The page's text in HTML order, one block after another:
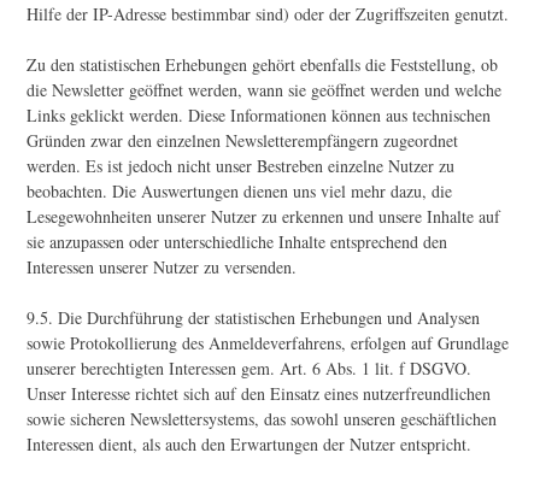
Hilfe der IP-Adresse bestimmbar sind) oder der Zugriffszeiten genutzt.
Zu den statistischen Erhebungen gehört ebenfalls die Feststellung, ob
die Newsletter geöffnet werden, wann sie geöffnet werden und welche
Links geklickt werden. Diese Informationen können aus technischen
Gründen zwar den einzelnen Newsletterempfängern zugeordnet
werden. Es ist jedoch nicht unser Bestreben einzelne Nutzer zu
beobachten. Die Auswertungen dienen uns viel mehr dazu, die
Lesegewohnheiten unserer Nutzer zu erkennen und unsere Inhalte auf
sie anzupassen oder unterschiedliche Inhalte entsprechend den
Interessen unserer Nutzer zu versenden.
9.5. Die Durchführung der statistischen Erhebungen und Analysen
sowie Protokollierung des Anmeldeverfahrens, erfolgen auf Grundlage
unserer berechtigten Interessen gem. Art. 6 Abs. 1 lit. f DSGVO.
Unser Interesse richtet sich auf den Einsatz eines nutzerfreundlichen
sowie sicheren Newslettersystems, das sowohl unseren geschäftlichen
Interessen dient, als auch den Erwartungen der Nutzer entspricht.